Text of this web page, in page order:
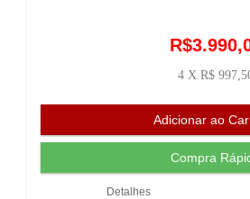
4 X R$
Detalhes